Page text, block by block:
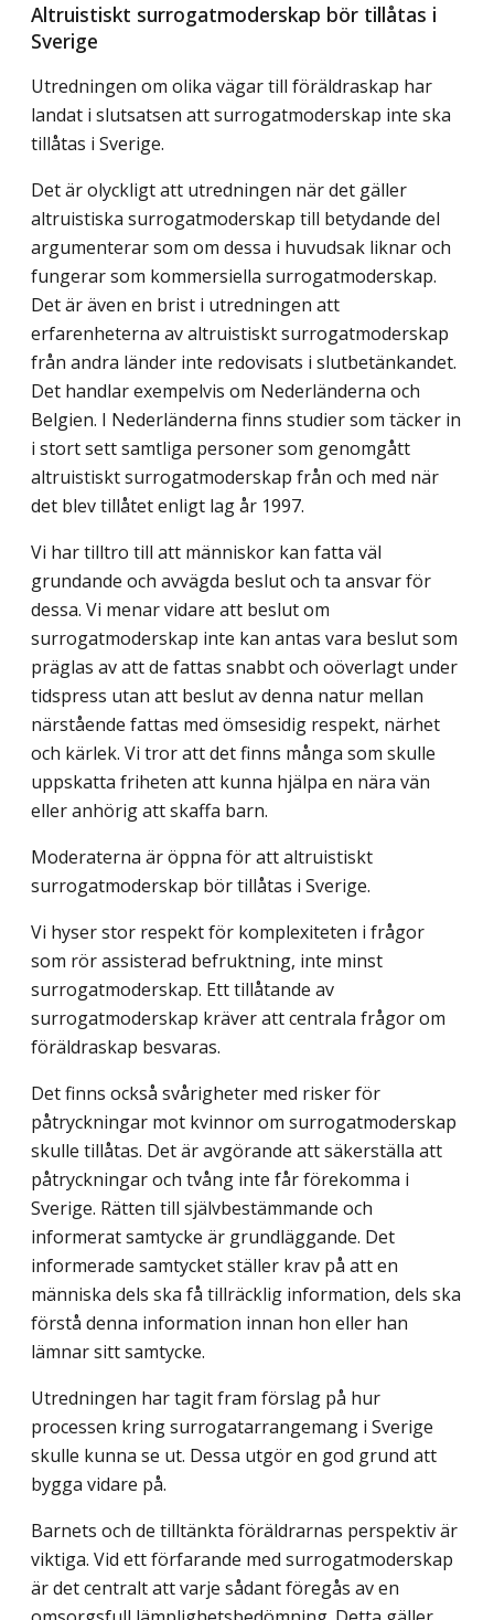
Altruistiskt surrogatmoderskap bör tillåtas i
Sverige
Utredningen om olika vägar till föräldraskap har
landat i slutsatsen att surrogatmoderskap inte ska
tillåtas i Sverige.
Det är olyckligt att utredningen när det gäller
altruistiska surrogatmoderskap till betydande del
argumenterar som om dessa i huvudsak liknar och
fungerar som kommersiella surrogatmoderskap.
Det är även en brist i utredningen att
erfarenheterna av altruistiskt surrogatmoderskap
från andra länder inte redovisats i slutbetänkandet.
Det handlar exempelvis om Nederländerna och
Belgien. I Nederländerna finns studier som täcker in
i stort sett samtliga personer som genomgått
altruistiskt surrogatmoderskap från och med när
det blev tillåtet enligt lag år 1997.
Vi har tilltro till att människor kan fatta väl
grundande och avvägda beslut och ta ansvar för
dessa. Vi menar vidare att beslut om
surrogatmoderskap inte kan antas vara beslut som
präglas av att de fattas snabbt och oöverlagt under
tidspress utan att beslut av denna natur mellan
närstående fattas med ömsesidig respekt, närhet
och kärlek. Vi tror att det finns många som skulle
uppskatta friheten att kunna hjälpa en nära vän
eller anhörig att skaffa barn.
Moderaterna är öppna för att altruistiskt
surrogatmoderskap bör tillåtas i Sverige.
Vi hyser stor respekt för komplexiteten i frågor
som rör assisterad befruktning, inte minst
surrogatmoderskap. Ett tillåtande av
surrogatmoderskap kräver att centrala frågor om
föräldraskap besvaras.
Det finns också svårigheter med risker för
påtryckningar mot kvinnor om surrogatmoderskap
skulle tillåtas. Det är avgörande att säkerställa att
påtryckningar och tvång inte får förekomma i
Sverige. Rätten till självbestämmande och
informerat samtycke är grundläggande. Det
informerade samtycket ställer krav på att en
människa dels ska få tillräcklig information, dels ska
förstå denna information innan hon eller han
lämnar sitt samtycke.
Utredningen har tagit fram förslag på hur
processen kring surrogatarrangemang i Sverige
skulle kunna se ut. Dessa utgör en god grund att
bygga vidare på.
Barnets och de tilltänkta föräldrarnas perspektiv är
viktiga. Vid ett förfarande med surrogatmoderskap
är det centralt att varje sådant föregås av en